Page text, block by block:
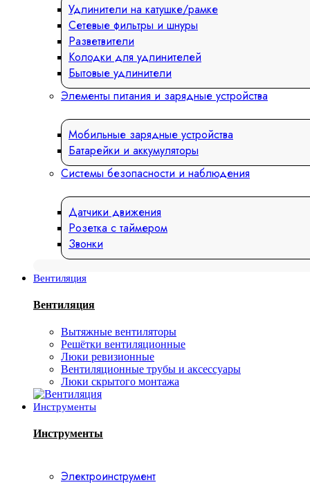
Удлинители на катушке/рамке
Сетевые фильтры и шнуры
Разветвители
Колодки для удлинителей
Бытовые удлинители
Элементы питания и зарядные устройства
Мобильные зарядные устройства
Батарейки и аккумуляторы
Системы безопасности и наблюдения
Датчики движения
Розетка с таймером
Звонки
Вентиляция
Вентиляция
Вытяжные вентиляторы
Решётки вентиляционные
Люки ревизионные
Вентиляционные трубы и аксессуары
Люки скрытого монтажа
Инструменты
Инструменты
Электроинструмент